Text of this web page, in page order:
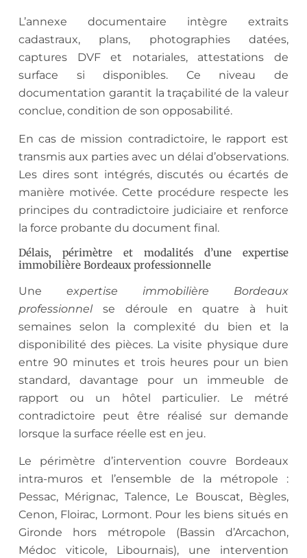
L’annexe documentaire intègre extraits
cadastraux, plans, photographies datées,
captures DVF et notariales, attestations de
surface si disponibles. Ce niveau de
documentation garantit la traçabilité de la valeur
conclue, condition de son opposabilité.
En cas de mission contradictoire, le rapport est
transmis aux parties avec un délai d’observations.
Les dires sont intégrés, discutés ou écartés de
manière motivée. Cette procédure respecte les
principes du contradictoire judiciaire et renforce
la force probante du document final.
Délais, périmètre et modalités d’une expertise
immobilière Bordeaux professionnelle
Une expertise immobilière Bordeaux
professionnelse déroule en quatre à huit
semaines selon la complexité du bien et la
disponibilité des pièces. La visite physique dure
entre 90 minutes et trois heures pour un bien
standard, davantage pour un immeuble de
rapport ou un hôtel particulier. Le métré
contradictoire peut être réalisé sur demande
lorsque la surface réelle est en jeu.
Le périmètre d’intervention couvre Bordeaux
intra-muros et l’ensemble de la métropole :
Pessac, Mérignac, Talence, Le Bouscat, Bègles,
Cenon, Floirac, Lormont. Pour les biens situés en
Gironde hors métropole (Bassin d’Arcachon,
Médoc viticole, Libournais), une intervention